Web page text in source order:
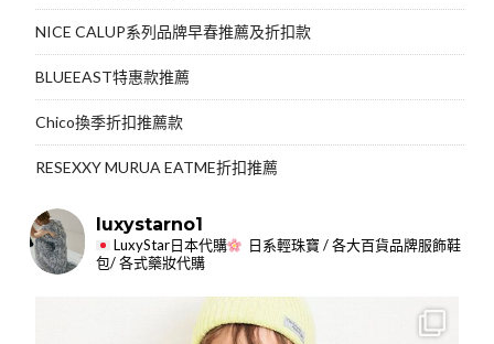
NICE CALUP系列品牌早春推薦及折扣款
BLUEEAST特惠款推薦
Chico換季折扣推薦款
RESEXXY MURUA EATME折扣推薦
luxystarno1
LuxyStar日本代購
日系輕珠寶 / 各大百貨品牌服飾鞋
包/ 各式藥妝代購